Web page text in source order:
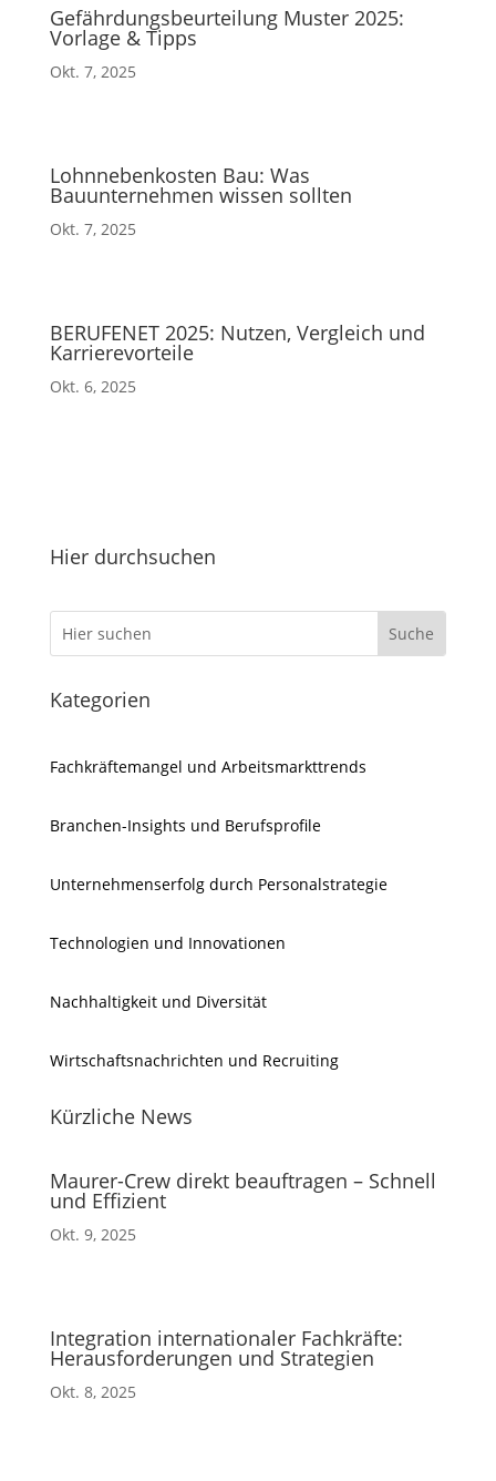
Gefährdungsbeurteilung Muster 2025:
Vorlage & Tipps
Okt. 7, 2025
Lohnnebenkosten Bau: Was
Bauunternehmen wissen sollten
Okt. 7, 2025
BERUFENET 2025: Nutzen, Vergleich und
Karrierevorteile
Okt. 6, 2025
Hier durchsuchen
Kategorien
Fachkräftemangel und Arbeitsmarkttrends
Branchen-Insights und Berufsprofile
Unternehmenserfolg durch Personalstrategie
Technologien und Innovationen
Nachhaltigkeit und Diversität
Wirtschaftsnachrichten und Recruiting
Kürzliche News
Maurer-Crew direkt beauftragen – Schnell
und Effizient
Okt. 9, 2025
Integration internationaler Fachkräfte:
Herausforderungen und Strategien
Okt. 8, 2025